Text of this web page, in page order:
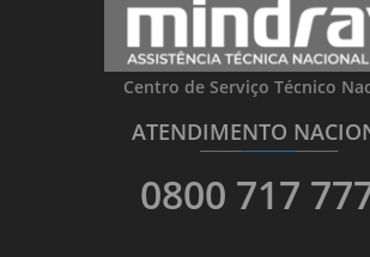
Centro de Serviço Técnico
ATENDIMENTO
_______________________
0800 717